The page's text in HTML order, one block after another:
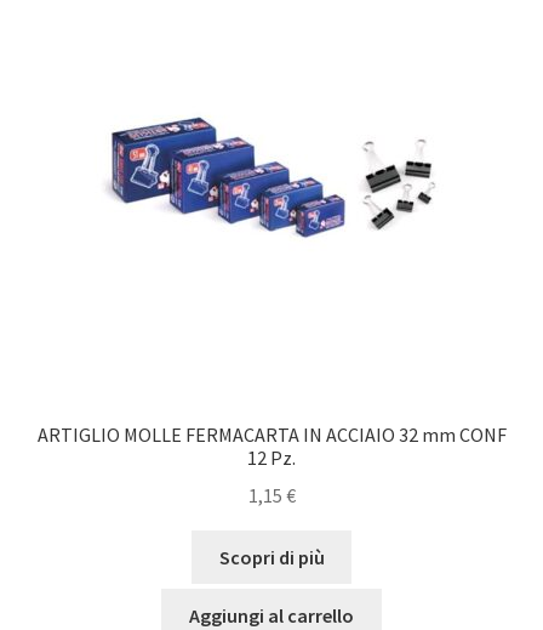
ARTIGLIO MOLLE FERMACARTA IN ACCIAIO 32 mm CONF
12 Pz.
1,15 €
Scopri di più
Aggiungi al carrello